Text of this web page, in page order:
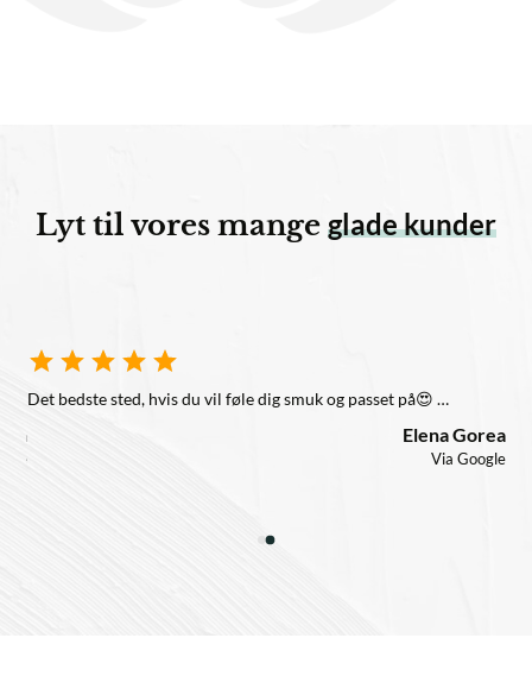
Lyt til vores mange glade kunder
Det bedste sted, hvis du vil føle dig smuk og passet på😍 …
Elena Gorea
Via Google